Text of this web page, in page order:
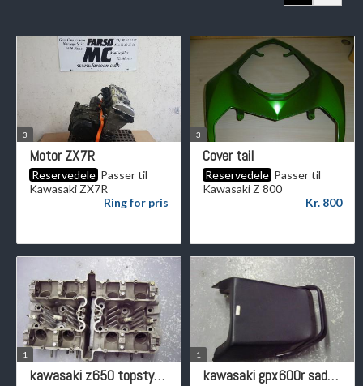
3
Motor ZX7R
Reservedele Passer til
Kawasaki ZX7R
Ring for pris
3
Cover tail
Reservedele Passer til
Kawasaki Z 800
Kr. 800
1
kawasaki z650 topstykke
1
kawasaki gpx600r saddel